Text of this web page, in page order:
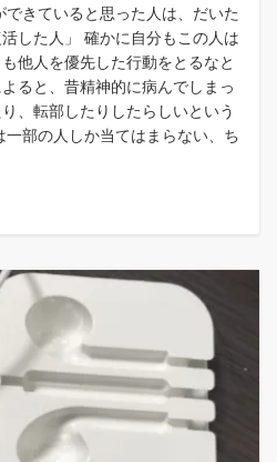
きていると思った人は、だいた
した人」 確かに自分もこの人は
他人を優先した行動をとるなと
ると、昔精神的に病んでしまっ
、転部したりしたらしいという
一部の人しか当てはまらない、ち